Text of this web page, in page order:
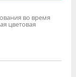
во время
цветовая